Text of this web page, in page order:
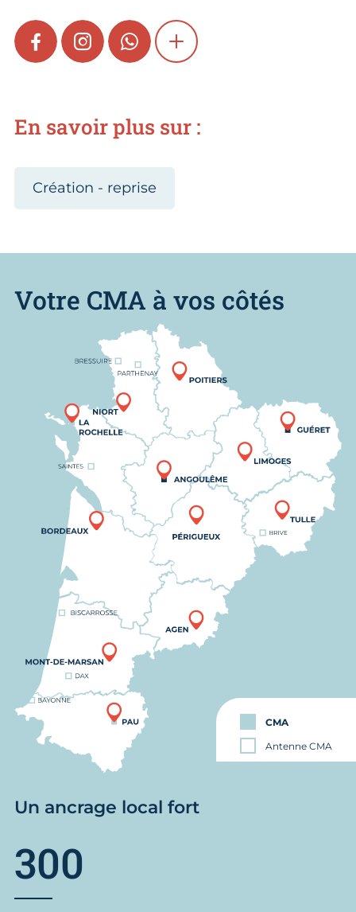
FACEBOOKINSTAGRAMWHATSAPPSHOW MORE
En savoir plus sur :
Création - reprise
Votre CMA à vos côtés
CMA
Antenne CMA
Un ancrage local fort
300